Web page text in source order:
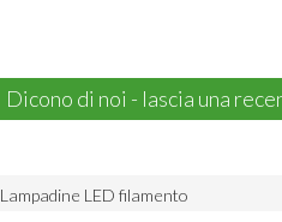
Dicono di noi - lascia una
Lampadine LED filamento